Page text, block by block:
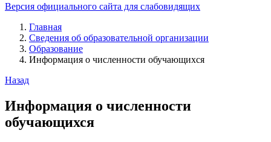
Версия официального сайта для слабовидящих
Главная
Сведения об образовательной организации
Образование
Информация о численности обучающихся
Назад
Информация о численности
обучающихся